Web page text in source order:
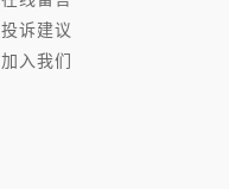
投诉建议
加入我们